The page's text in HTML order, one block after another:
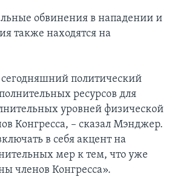
обвинения в нападении и
также находятся на
политический
ресурсов для
уровней физической
Конгресса, – сказал Мэнджер.
в себя акцент на
мер к тем, что уже
членов Конгресса».